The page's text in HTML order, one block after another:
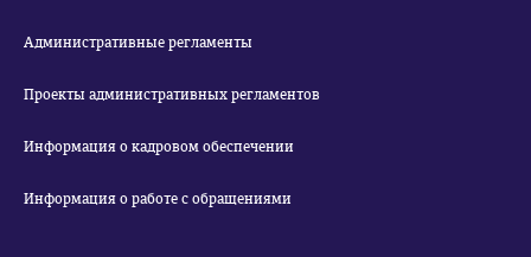
Административные регламенты
Проекты административных регламентов
Информация о кадровом обеспечении
Информация о работе с обращениями